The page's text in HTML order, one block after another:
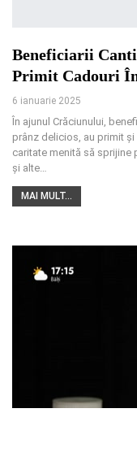
Beneficiarii
Primit Cadouri
6 ianuarie 2025
În ajunul Crăciunului,
prânz delicios, au primit
caritate menită să sprijine
și alte…
MAI MULT...